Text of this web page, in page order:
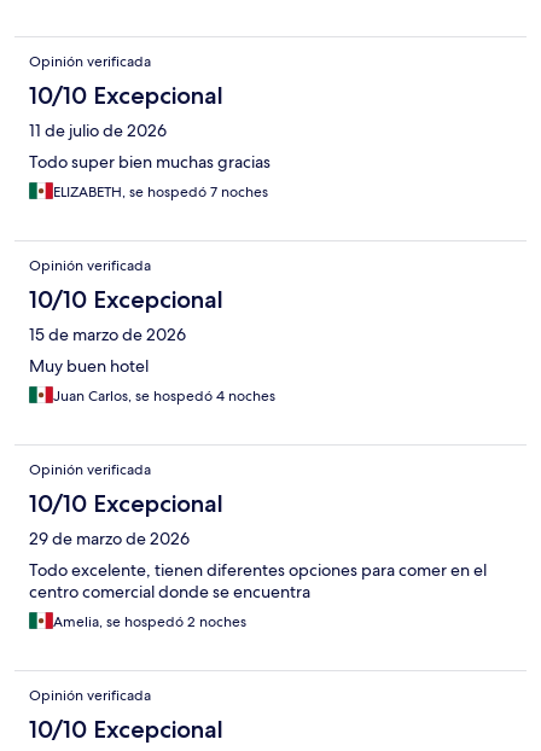
Opinión verificada
10/10 Excepcional
11 de julio de 2026
Todo super bien muchas gracias
ELIZABETH, se hospedó 7 noches
Opinión verificada
10/10 Excepcional
15 de marzo de 2026
Muy buen hotel
Juan Carlos, se hospedó 4 noches
Opinión verificada
10/10 Excepcional
29 de marzo de 2026
Todo excelente, tienen diferentes opciones para comer en el
centro comercial donde se encuentra
Amelia, se hospedó 2 noches
Opinión verificada
10/10 Excepcional